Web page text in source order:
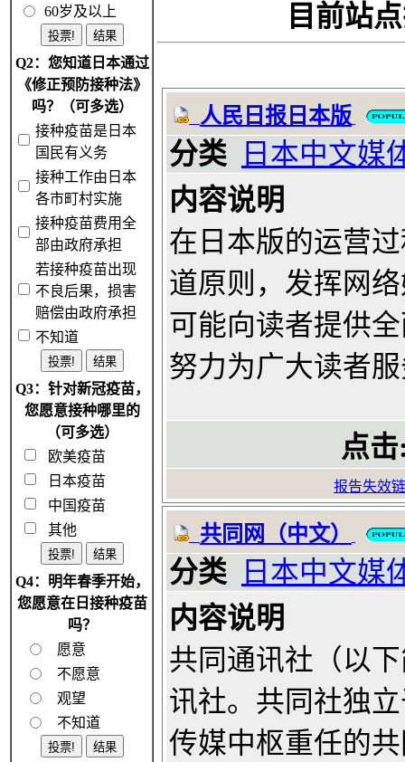
60岁及以上
Q2：您知道日本通过
《修正预防接种法》
吗？（可多选）
接种疫苗是日本
国民有义务
接种工作由日本
各市町村实施
接种疫苗费用全
部由政府承担
若接种疫苗出现
不良后果，损害
赔偿由政府承担
不知道
Q3：针对新冠疫苗，
您愿意接种哪里的
（可多选）
欧美疫苗
日本疫苗
中国疫苗
其他
Q4：明年春季开始，
您愿意在日接种疫苗
吗？
愿意
不愿意
观望
不知道
目前站
人民日报日本版
分类
日本中文媒
内容说明
在日本版的运营
道原则，发挥网
可能向读者提供
努力为广大读者
点
报告失效
共同网（中文）
分类
日本中文媒
内容说明
共同通讯社（以
讯社。共同社独
传媒中枢重任的